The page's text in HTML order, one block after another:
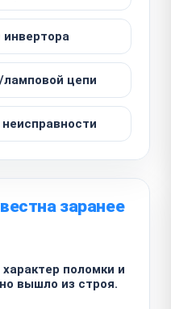
инвертора
цепи
заранее
поломки и
вышло из строя.